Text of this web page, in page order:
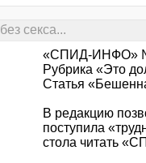
секса...
«СПИД-ИНФО» №
Рубрика «Это
Статья
В редакцию
поступила
стола читать